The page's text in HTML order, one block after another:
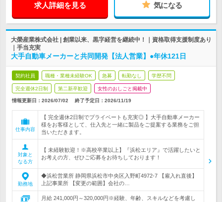
求人詳細を見る 気になる
大榮産業株式会社 | 創業以来、黒字経営を継続中！｜資格取得支援制度あり
｜手当充実
大手自動車メーカーと共同開発【法人営業】●年休121日
契約社員 職種・業種未経験OK 急募 転勤なし 学歴不問
完全週休2日制 第二新卒歓迎 女性のおしごと掲載中
情報更新日：2026/07/02 終了予定日： 2026/11/19
仕事内容
【 完全週休2日制でプライベートも充実◎ 】大手自動車メーカー
様をお客様として、仕入先と一緒に製品をご提案する業務をご担
当いただきます。
対象と
なる方
【 未経験歓迎！※高校卒業以上】『浜松エリア』で活躍したいと
お考えの方、ぜひご応募をお待ちしております！
勤務地
◆浜松営業所 静岡県浜松市中央区入野町4972-7 【雇入れ直後】
上記事業所 【変更の範囲】会社の…
月給 241,000円～320,000円※経験、年齢、スキルなどを考慮し